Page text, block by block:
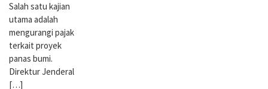
Salah satu kajian
utama adalah
mengurangi pajak
terkait proyek
panas bumi.
Direktur Jenderal
[…]